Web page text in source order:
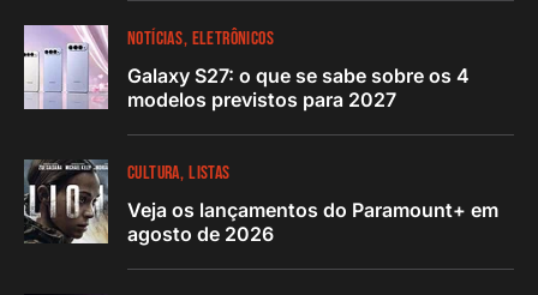
NOTÍCIAS ELETRÔNICOS
Galaxy S27: o que se sabe sobre os 4
modelos previstos para 2027
CULTURA LISTAS
Veja os lançamentos do Paramount+ em
agosto de 2026